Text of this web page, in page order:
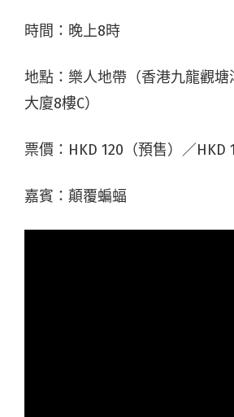
時間：晚上8時
地點：樂人地帶（香港九龍觀塘
大廈8樓C）
票價：HKD 120（預售）／HKD
嘉賓：顛覆蝙蝠